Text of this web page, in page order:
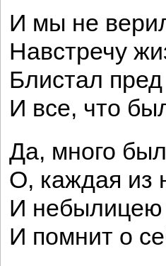
И мы не
Навстречу
Блистал
И все, что
Да, много
О, каждая из
И небылицею
И помнит о